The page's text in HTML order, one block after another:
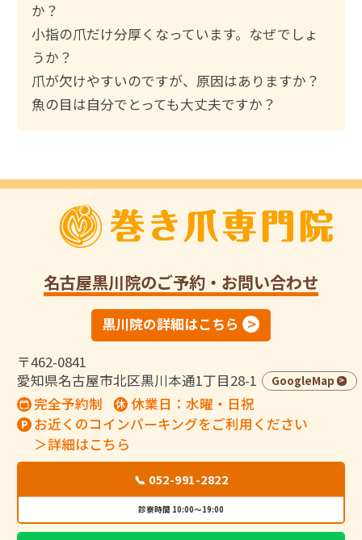
か？
小指の爪だけ分厚くなっています。なぜでしょ
うか？
爪が欠けやすいのですが、原因はありますか？
魚の目は自分でとっても大丈夫ですか？
名古屋黒川院のご予約・お問い合わせ
黒川院の詳細はこちら
〒462-0841
愛知県名古屋市北区黒川本通1丁目28-1
GoogleMap
完全予約制
休業日：水曜・日祝
お近くのコインパーキングをご利用ください
＞詳細はこちら
📞 052-991-2822
診察時間 10:00～19:00